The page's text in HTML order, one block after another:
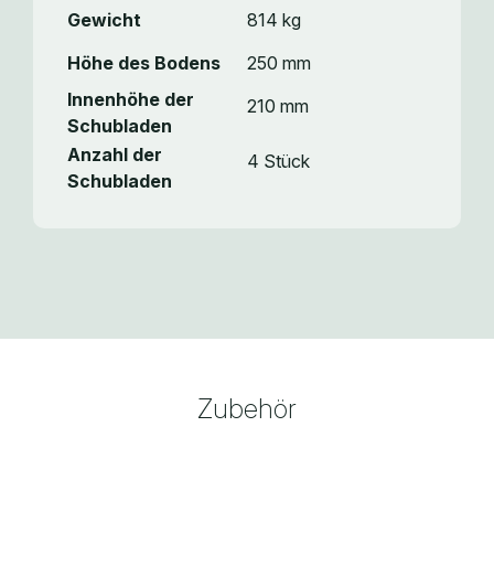
Gewicht
814 kg
Höhe des Bodens
250 mm
Innenhöhe der
Schubladen
210 mm
Anzahl der
Schubladen
4 Stück
Zubehör